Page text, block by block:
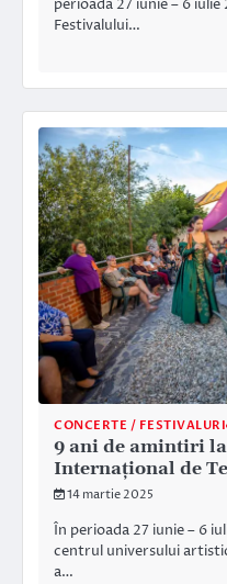
perioada 27 iunie – 6
Festivalului…
CONCERTE / FESTIVALURI
9 ani de amintiri
Internațional de
14 martie 2025
În perioada 27 iunie – 6
centrul universului
a…